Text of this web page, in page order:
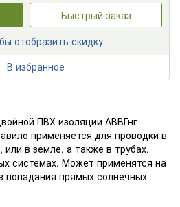
Быстрый заказ
отобразить скидку
В избранное
ПВХ изоляции АВВГнг
применяется для проводки в
в земле, а также в трубах,
системах. Может применятся на
попадания прямых солнечных